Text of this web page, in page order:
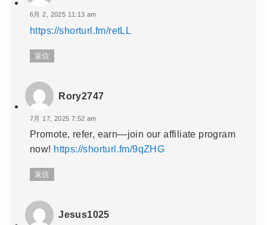
6月 2, 2025 11:13 am
https://shorturl.fm/retLL
返信
Rory2747
7月 17, 2025 7:52 am
Promote, refer, earn—join our affiliate program
now! https://shorturl.fm/9qZHG
返信
Jesus1025